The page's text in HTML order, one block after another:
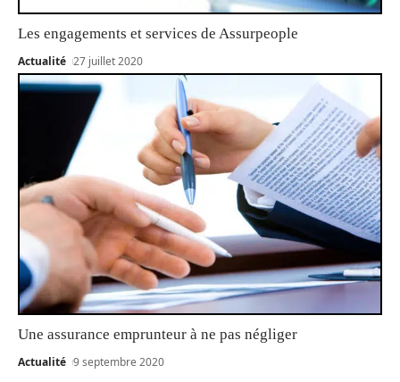
Les engagements et services de Assurpeople
Actualité 27 juillet 2020
Une assurance emprunteur à ne pas négliger
Actualité 9 septembre 2020